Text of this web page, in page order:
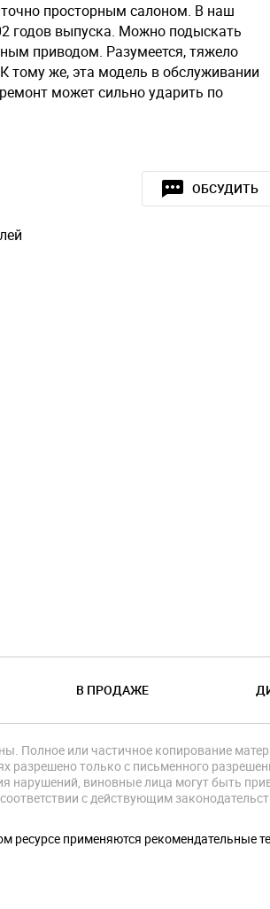
просторным салоном. В наш
годов выпуска. Можно подыскать
приводом. Разумеется, тяжело
тому же, эта модель в обслуживании
может сильно ударить по
ОБСУДИТЬ
В ПРОДАЖЕ
Полное или частичное копирование
разрешено только с письменного
нарушений, виновные лица могут быть
с действующим
ресурсе применяются рекомендательные